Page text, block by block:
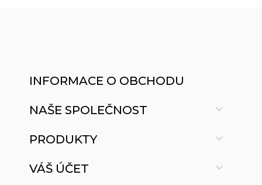
INFORMACE O OBCHODU
NAŠE SPOLEČNOST 
PRODUKTY 
VÁŠ ÚČET 